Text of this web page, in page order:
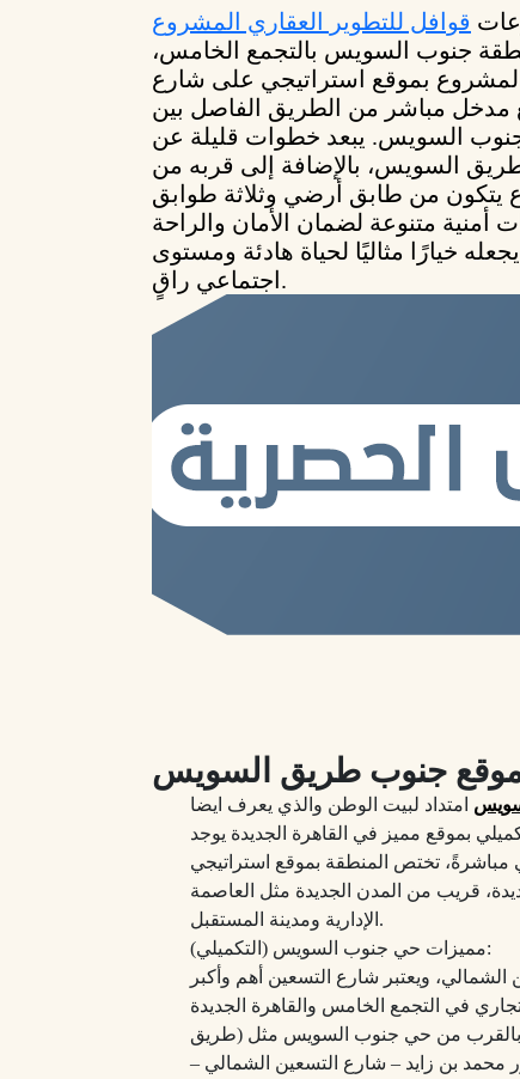
قوافل للتطوير العقاري المشروع
جنوب السويس بالتجمع الخامس،
المشروع بموقع استراتيجي على شارع
22 مترًا مع مدخل مباشر من الطريق الفاصل بين
جنوب السويس. يبعد خطوات قليلة عن
السويس، بالإضافة إلى قربه من
يتكون من طابق أرضي وثلاثة طوابق
أمنية متنوعة لضمان الأمان والراحة
خيارًا مثاليًا لحياة هادئة ومستوى
اجتماعي راقٍ.
امتداد لبيت الوطن والذي يعرف ايضا
بموقع مميز في القاهرة الجديدة يوجد
تختص المنطقة بموقع استراتيجي
قريب من المدن الجديدة مثل العاصمة
الإدارية ومدينة المستقبل.
مميزات حي جنوب السويس (التكميلي):
ويعتبر شارع التسعين أهم وأكبر
بالقرب من حي جنوب السويس مثل (طريق
محمد بن زايد – شارع التسعين الشمالي –